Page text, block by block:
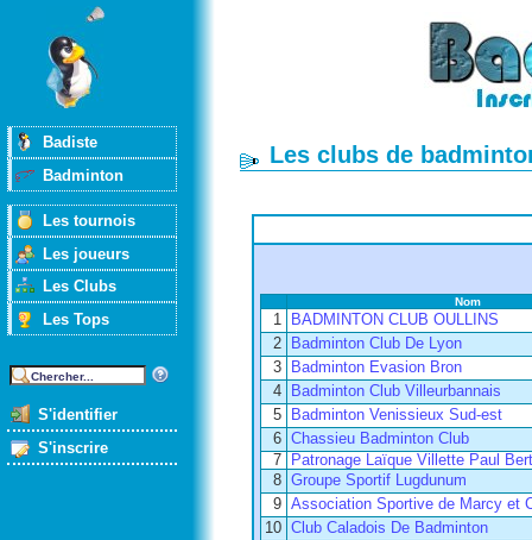
Badiste
Badminton
Les tournois
Les joueurs
Les Clubs
Les Tops
S'identifier
S'inscrire
Les clubs de
Nom
1
BADMINTON CLUB OULLINS
2
Badminton Club De Lyon
3
Badminton Evasion Bron
4
Badminton Club Villeurbannais
5
Badminton Venissieux Sud-est
6 Chassieu Badminton Club
7
Patronage Laïque Villette Paul Bert
8 Groupe Sportif Lugdunum
9 Association Sportive de Marcy et
10 Club Caladois De Badminton